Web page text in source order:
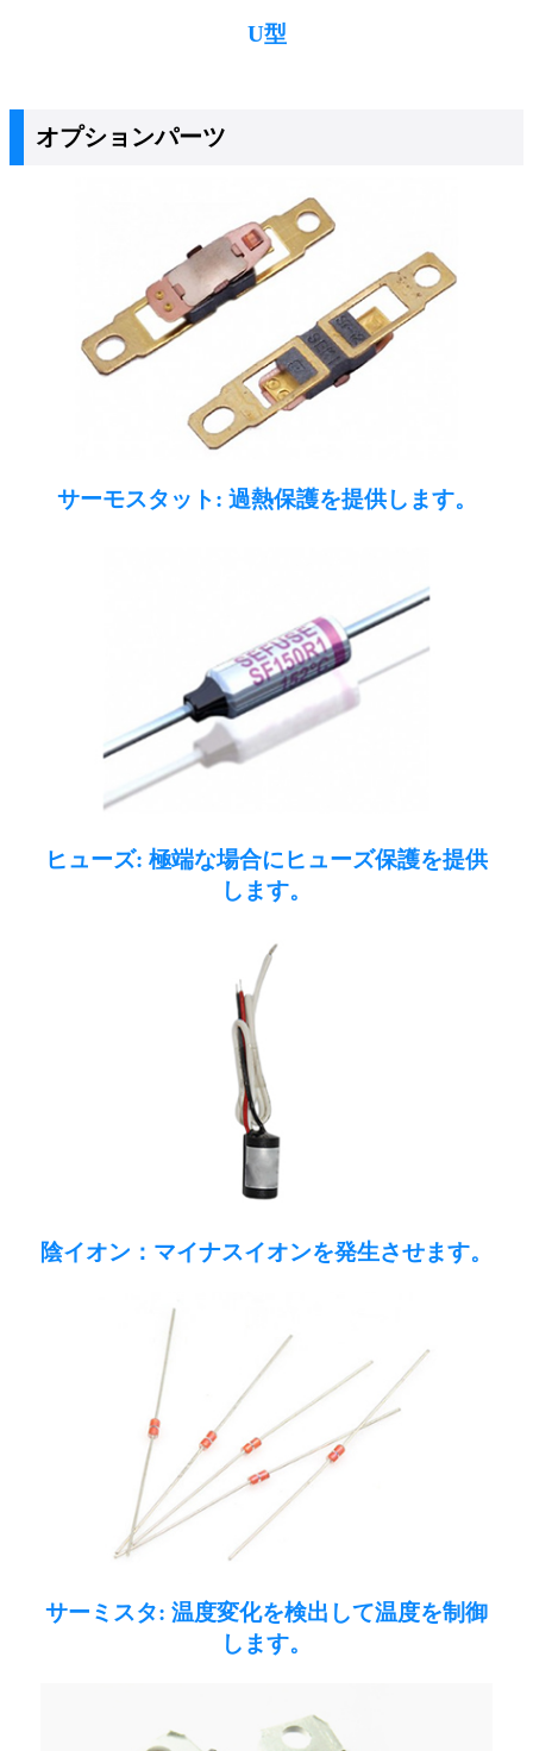
U型
オプションパーツ
サーモスタット: 過熱保護を提供します。
ヒューズ: 極端な場合にヒューズ保護を提供
します。
陰イオン：マイナスイオンを発生させます。
サーミスタ: 温度変化を検出して温度を制御
します。